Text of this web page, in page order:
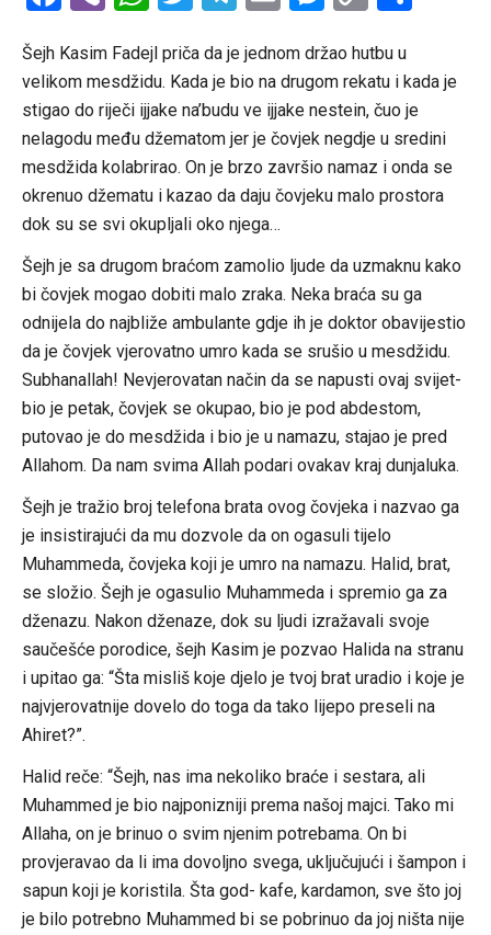
Šejh Kasim Fadejl priča da je jednom držao hutbu u
velikom mesdžidu. Kada je bio na drugom rekatu i kada je
stigao do riječi ijjake na’budu ve ijjake nestein, čuo je
nelagodu među džematom jer je čovjek negdje u sredini
mesdžida kolabrirao. On je brzo završio namaz i onda se
okrenuo džematu i kazao da daju čovjeku malo prostora
dok su se svi okupljali oko njega…
Šejh je sa drugom braćom zamolio ljude da uzmaknu kako
bi čovjek mogao dobiti malo zraka. Neka braća su ga
odnijela do najbliže ambulante gdje ih je doktor obavijestio
da je čovjek vjerovatno umro kada se srušio u mesdžidu.
Subhanallah! Nevjerovatan način da se napusti ovaj svijet-
bio je petak, čovjek se okupao, bio je pod abdestom,
putovao je do mesdžida i bio je u namazu, stajao je pred
Allahom. Da nam svima Allah podari ovakav kraj dunjaluka.
Šejh je tražio broj telefona brata ovog čovjeka i nazvao ga
je insistirajući da mu dozvole da on ogasuli tijelo
Muhammeda, čovjeka koji je umro na namazu. Halid, brat,
se složio. Šejh je ogasulio Muhammeda i spremio ga za
dženazu. Nakon dženaze, dok su ljudi izražavali svoje
saučešće porodice, šejh Kasim je pozvao Halida na stranu
i upitao ga: “Šta misliš koje djelo je tvoj brat uradio i koje je
najvjerovatnije dovelo do toga da tako lijepo preseli na
Ahiret?”.
Halid reče: “Šejh, nas ima nekoliko braće i sestara, ali
Muhammed je bio najponizniji prema našoj majci. Tako mi
Allaha, on je brinuo o svim njenim potrebama. On bi
provjeravao da li ima dovoljno svega, uključujući i šampon i
sapun koji je koristila. Šta god- kafe, kardamon, sve što joj
je bilo potrebno Muhammed bi se pobrinuo da joj ništa nije